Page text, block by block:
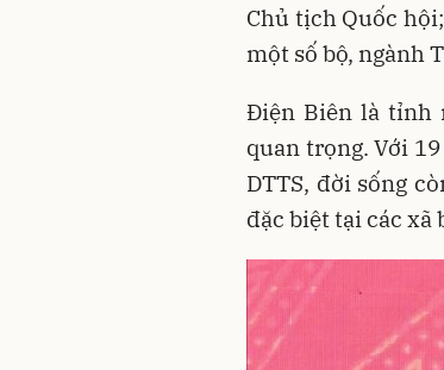
Chủ tịch Quốc
một số bộ, ngành
Điện Biên là tỉnh
quan trọng. Với
DTTS, đời sống
đặc biệt tại các xã